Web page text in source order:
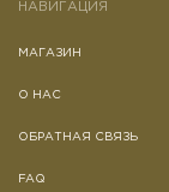
НАВИГАЦИЯ
МАГАЗИН
О НАС
ОБРАТНАЯ СВЯЗЬ
FAQ